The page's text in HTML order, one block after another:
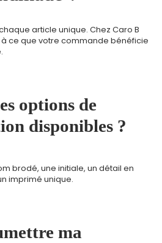
article unique. Chez Caro B
ce que votre commande bénéficie
options de
disponibles ?
brodé, une initiale, un détail en
imprimé unique.
ma